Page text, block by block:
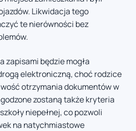
Likwidacja tego
te nierówności bez
zapisami będzie mogła
elektroniczną, choć rodzice
otrzymania dokumentów w
zostaną także kryteria
niepełnej, co pozwoli
na natychmiastowe